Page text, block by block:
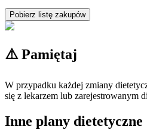
Pobierz listę zakupów
⚠️ Pamiętaj
W przypadku każdej zmiany
się z lekarzem lub zarejestrowanym
Inne plany dietetyczne